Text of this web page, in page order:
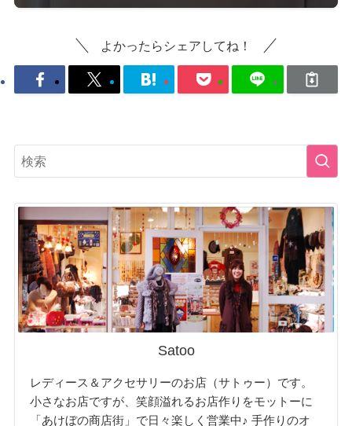
よかったらシェアしてね！
Satoo
レディース＆アクセサリーのお店（サトゥー）です。
小さなお店ですが、笑顔溢れるお店作りをモットーに
「あけぼの商店街」で日々楽しく営業中♪ 手作りのオ